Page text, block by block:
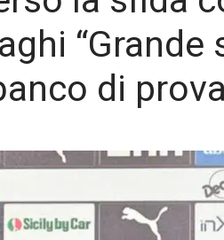
“Grande
di